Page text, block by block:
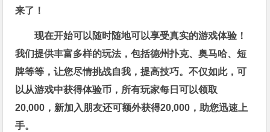
来了！
现在开始可以随时随地可以享受真实的游戏体验！
我们提供丰富多样的玩法，包括德州扑克、奥马哈、短
牌等等，让您尽情挑战自我，提高技巧。不仅如此，可
以从游戏中获得体验币，所有玩家每日可以领取
20,000，新加入朋友还可额外获得20,000，助您迅速上
手。